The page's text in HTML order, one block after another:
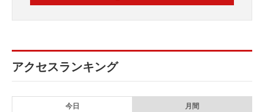
アクセスランキング
今日 月間